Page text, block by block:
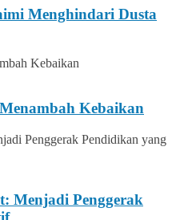
Menghindari Dusta
Kebaikan
Menjadi Penggerak